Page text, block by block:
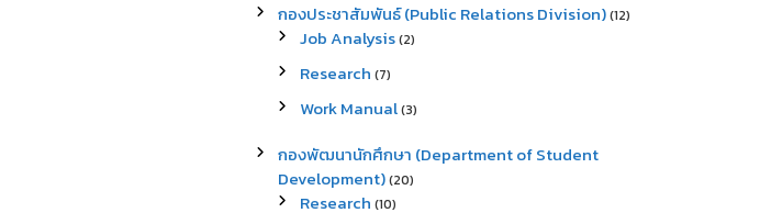
กองประชาสัมพันธ์ (Public Relations Division)(12)
Job Analysis(2)
Research (7)
Work Manual(3)
กองพัฒนานักศึกษา (Department of Student
Development)(20)
Research (10)